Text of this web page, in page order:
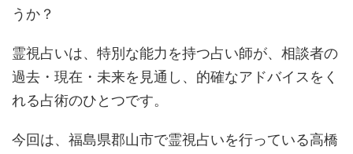
うか？
霊視占いは、特別な能力を持つ占い師が、相談者の
過去・現在・未来を見通し、的確なアドバイスをく
れる占術のひとつです。
今回は、福島県郡山市で霊視占いを行っている高橋